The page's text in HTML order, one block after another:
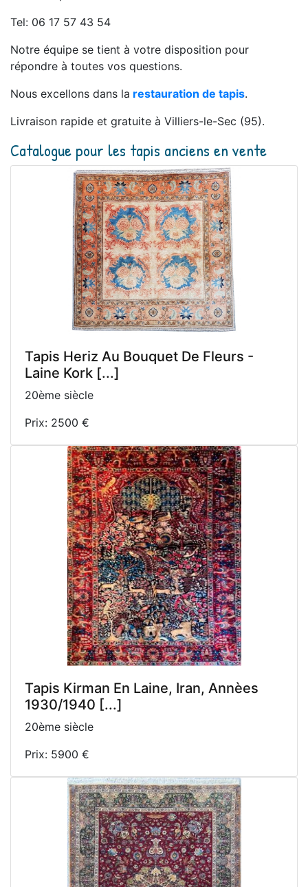
Tel: 06 17 57 43 54
Notre équipe se tient à votre disposition pour
répondre à toutes vos questions.
Nous excellons dans la restauration de tapis.
Livraison rapide et gratuite à Villiers-le-Sec (95).
Catalogue pour les tapis anciens en vente
Tapis Heriz Au Bouquet De Fleurs -
Laine Kork [...]
20ème siècle
Prix: 2500 €
Tapis Kirman En Laine, Iran, Annèes
1930/1940 [...]
20ème siècle
Prix: 5900 €